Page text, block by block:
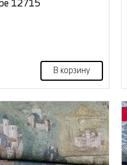
12715
В корзину